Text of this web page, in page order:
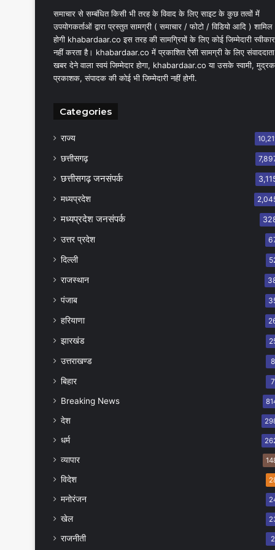
समाचार से सम्बंधित किसी भी तरह के विवाद के लिए साइट के कुछ तत्वों में
उपयोगकर्ताओं द्वारा प्रस्तुत सामग्री ( समाचार / फोटो / विडियो आदि ) शामिल
होगी khabardaar.co इस तरह की सामग्रियों के लिए कोई जिम्मेदारी स्वीकार
नहीं करता है। khabardaar.co में प्रकाशित ऐसी सामग्री के लिए
खबर देने वाला स्वयं जिम्मेदार होगा, khabardaar.co या उसके स्वामी,
प्रकाशक, संपादक की कोई भी जिम्मेदारी नहीं होगी.
Categories
राज्य
छत्तीसगढ़
छत्तीसगढ़ जनसंपर्क
मध्यप्रदेश
मध्यप्रदेश जनसंपर्क
उत्तर प्रदेश
दिल्ली
राजस्थान
पंजाब
हरियाणा
झारखंड
उत्तराखण्ड 8
बिहार 7
Breaking News
देश
धर्म
व्यापार
विदेश
मनोरंजन
खेल
राजनीती 2